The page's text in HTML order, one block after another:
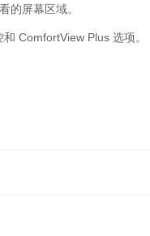
的屏幕区域。
ComfortView Plus 选项。